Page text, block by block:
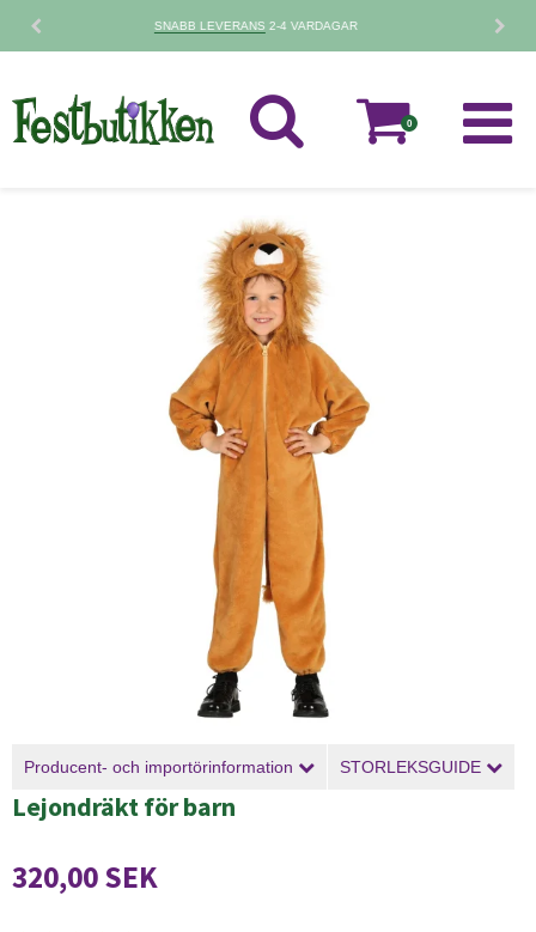
30 DAGARSRETURPOLICY
0
Producent- och importörinformation STORLEKSGUIDE
Lejondräkt för barn
320,00 SEK